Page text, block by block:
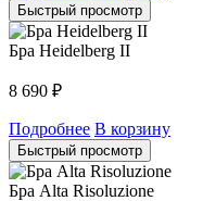
Быстрый просмотр
Бра Heidelberg II
8 690 ₽
Подробнее В корзину
Быстрый просмотр
Бра Alta Risoluzione